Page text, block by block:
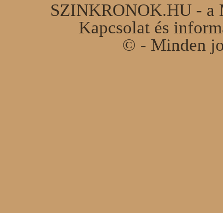
SZINKRONOK.HU - a
Kapcsolat és
© - Minden